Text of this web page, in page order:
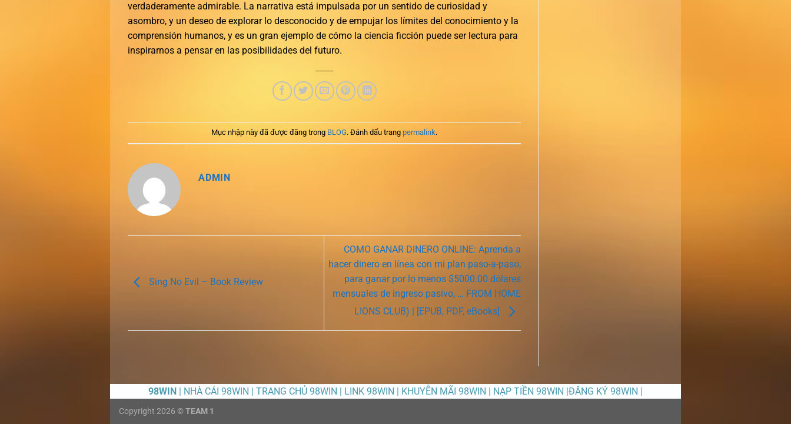
verdaderamente admirable. La narrativa está impulsada por un sentido de curiosidad y
asombro, y un deseo de explorar lo desconocido y de empujar los límites del conocimiento y la
comprensión humanos, y es un gran ejemplo de cómo la ciencia ficción puede ser lectura para
inspirarnos a pensar en las posibilidades del futuro.
Mục nhập này đã được đăng trong BLOG. Đánh dấu trang permalink.
ADMIN
Sing No Evil – Book Review
COMO GANAR DINERO ONLINE: Aprenda a
hacer dinero en línea con mi plan paso-a-paso,
para ganar por lo menos $5000.00 dólares
mensuales de ingreso pasivo, … FROM HOME
LIONS CLUB) | [EPUB, PDF, eBooks]
98WIN | NHÀ CÁI 98WIN | TRANG CHỦ 98WIN | LINK 98WIN | KHUYỄN MÃI 98WIN | NẠP TIỀN 98WIN |ĐĂNG KÝ 98WIN |
Copyright 2026 © TEAM 1